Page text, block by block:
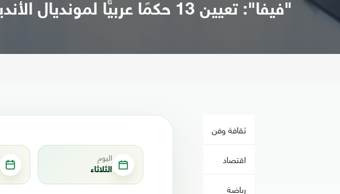
"فيفا": تعيين 13 حكمًا عربيًّا لمونديال الأندية
ثقافة وفن
اقتصاد
رياضة
اليوم
الثلاثاء